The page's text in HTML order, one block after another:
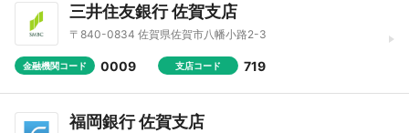
三井住友銀行 佐賀支店
〒840-0834 佐賀県佐賀市八幡小路2-3
金融機関コード 0009 支店コード 719
福岡銀行 佐賀支店